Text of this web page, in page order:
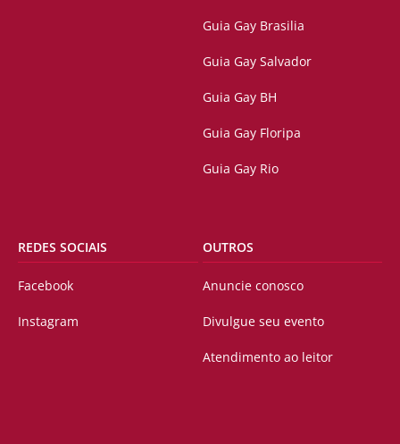
Guia Gay Brasilia
Guia Gay Salvador
Guia Gay BH
Guia Gay Floripa
Guia Gay Rio
REDES SOCIAIS
Facebook
Instagram
OUTROS
Anuncie conosco
Divulgue seu evento
Atendimento ao leitor